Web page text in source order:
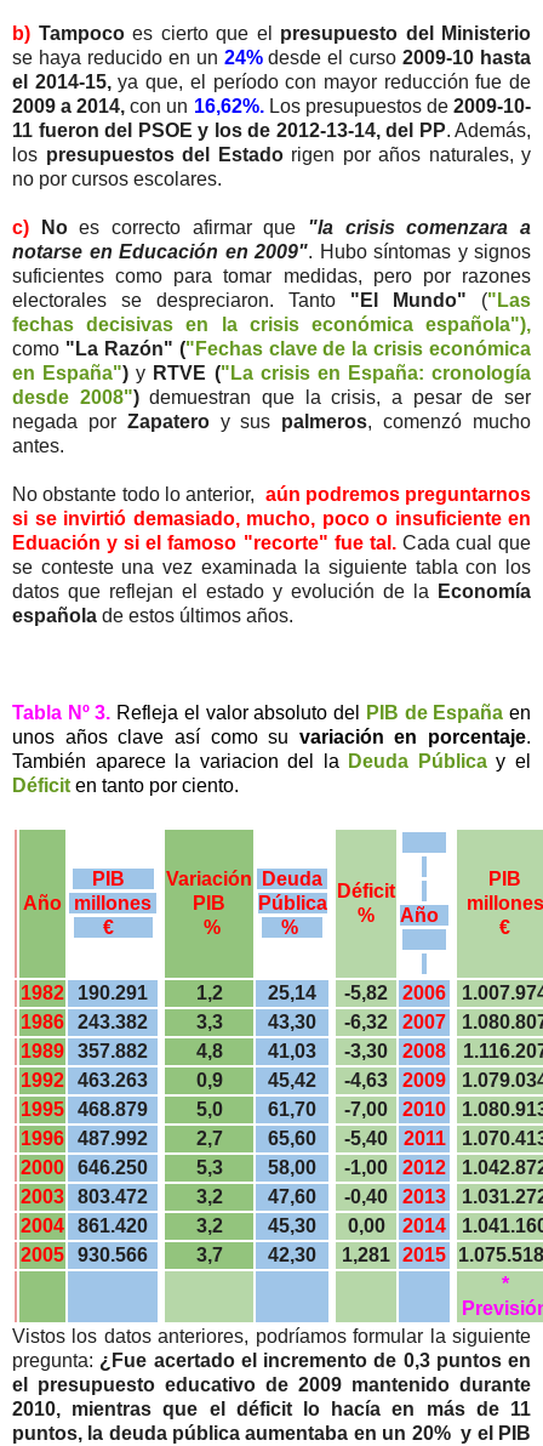
b) Tampoco es cierto que el presupuesto del Ministerio
se haya reducido en un 24%desde el curso2009-10 hasta
el 2014-15,ya que, el período con mayor reducción fue de
2009 a 2014, con un 16,62%.Los presupuestos de2009-10-
11 fueron del PSOE y los de 2012-13-14, del PP. Además,
los presupuestos del Estadorigen por años naturales, y
no por cursos escolares.
c) Noes correcto afirmar que "la crisis comenzara a
notarse en Educación en 2009". Hubo síntomas y signos
suficientes como para tomar medidas, pero por razones
electorales se despreciaron. Tanto "El Mundo" ("Las
fechas decisivas en la crisis económica española"),
como "La Razón" ("Fechas clave de la crisis económica
en España")y RTVE ("La crisis en España: cronología
desde 2008")demuestran que la crisis, a pesar de ser
negada por Zapatero y sus palmeros, comenzó mucho
antes.
No obstante todo lo anterior, aún podremos preguntarnos
si se invirtió demasiado, mucho, poco o insuficiente en
Eduación y si el famoso "recorte" fue tal.Cada cual que
se conteste una vez examinada la siguiente tabla con los
datos que reflejan el estado y evolución de la
Economía
española de estos últimos años.
Tabla Nº 3. Refleja el valor absoluto del PIB de España en
unos años clave así como su variación en porcentaje.
También aparece
la variacion del la Deuda Públicay el
Déficit en tanto por ciento.
Año
PIB
millones
€
Variación
PIB
%
Deuda
Pública
%
Déficit
%
Año
PIB
millones
€
1982 190.291 1,2 25,14 -5,82 2006
1986
243.382 3,3 43,30 -6,32 2007
1989
357.882 4,8 41,03 -3,30 2008
1992
463.263 0,9 45,42 -4,63 2009
1995
468.879 5,0 61,70 -7,00 2010
1996
487.992 2,7 65,60 -5,40 2011
2000
646.250 5,3 58,00 -1,00 2012
2003
803.472 3,2 47,60 -0,40 2013
2004
861.420 3,2 45,30 0,00 2014
2005
930.566 3,7 42,30 1,281 2015
*
Vistos los datos anteriores, podríamos formular la siguiente
pregunta: ¿Fue acertado el incremento de 0,3 puntos en
el presupuesto educativo de 2009 mantenido durante
2010, mientras que el déficit lo hacía en más de 11
puntos, la deuda pública aumentaba en un 20% y el PIB